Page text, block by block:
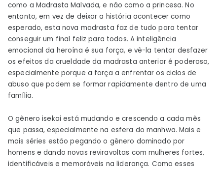
como a Madrasta Malvada, e não como a princesa. No
entanto, em vez de deixar a história acontecer como
esperado, esta nova madrasta faz de tudo para tentar
conseguir um final feliz para todos. A inteligência
emocional da heroína é sua força, e vê-la tentar desfazer
os efeitos da crueldade da madrasta anterior é poderoso,
especialmente porque a força a enfrentar os ciclos de
abuso que podem se formar rapidamente dentro de uma
família.
O gênero isekai está mudando e crescendo a cada mês
que passa, especialmente na esfera do manhwa. Mais e
mais séries estão pegando o gênero dominado por
homens e dando novas reviravoltas com mulheres fortes,
identificáveis ​​e memoráveis ​​na liderança. Como esses